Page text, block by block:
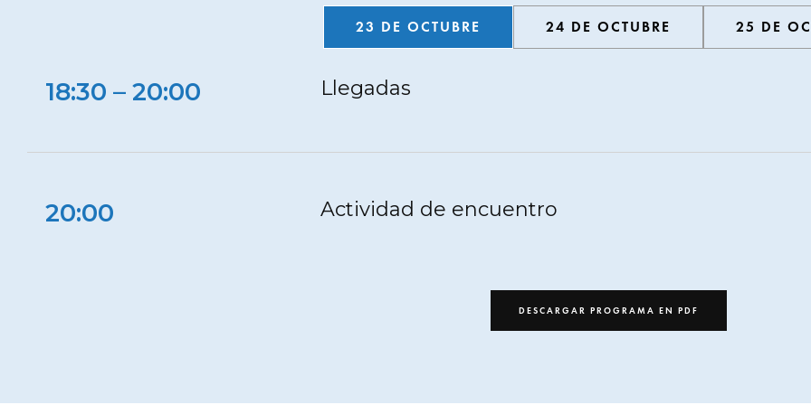
23 DE OCTUBRE 24 DE OCTUBRE 25 DE
18:30 – 20:00 Llegadas
20:00 Actividad de encuentro
DESCARGAR PROGRAMA EN PDF